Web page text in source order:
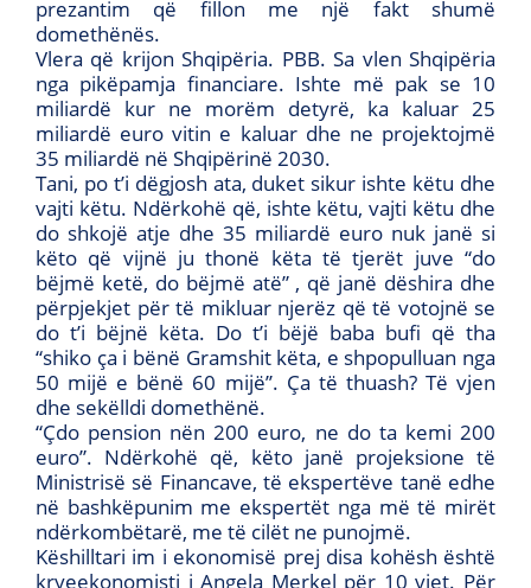
prezantim që fillon me një fakt shumë
domethënës.
Vlera që krijon Shqipëria. PBB. Sa vlen Shqipëria
nga pikëpamja financiare. Ishte më pak se 10
miliardë kur ne morëm detyrë, ka kaluar 25
miliardë euro vitin e kaluar dhe ne projektojmë
35 miliardë në Shqipërinë 2030.
Tani, po t’i dëgjosh ata, duket sikur ishte këtu dhe
vajti këtu. Ndërkohë që, ishte këtu, vajti këtu dhe
do shkojë atje dhe 35 miliardë euro nuk janë si
këto që vijnë ju thonë këta të tjerët juve “do
bëjmë ketë, do bëjmë atë” , që janë dëshira dhe
përpjekjet për të mikluar njerëz që të votojnë se
do t’i bëjnë këta. Do t’i bëjë baba bufi që tha
“shiko ça i bënë Gramshit këta, e shpopulluan nga
50 mijë e bënë 60 mijë’’. Ça të thuash? Të vjen
dhe sekëlldi domethënë.
“Çdo pension nën 200 euro, ne do ta kemi 200
euro”. Ndërkohë që, këto janë projeksione të
Ministrisë së Financave, të ekspertëve tanë edhe
në bashkëpunim me ekspertët nga më të mirët
ndërkombëtarë, me të cilët ne punojmë.
Këshilltari im i ekonomisë prej disa kohësh është
kryeekonomisti i Angela Merkel për 10 vjet. Për